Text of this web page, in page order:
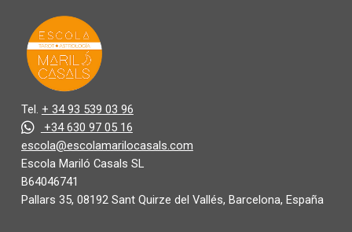
Tel. + 34 93 539 03 96
+34 630 97 05 16
escola@escolamarilocasals.com
Escola Mariló Casals SL
B64046741
Pallars 35, 08192 Sant Quirze del Vallés, Barcelona, España